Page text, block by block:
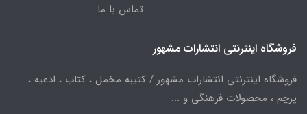
تماس با ما
فروشگاه اینترنتی انتشارات مشهور
فروشگاه اینترنتی انتشارات مشهور / کتیبه مخمل ، کتاب ، ادعیه ،
پرچم ، محصولات فرهنگی و ...